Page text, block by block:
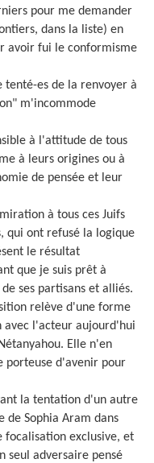
pour me demander
dans la liste) en
avoir fui le conformisme
tenté-es de la renvoyer à
m'incommode
à l'attitude de tous
à leurs origines ou à
de pensée et leur
à tous ces Juifs
qui ont refusé la logique
le résultat
que je suis prêt à
ses partisans et alliés.
relève d'une forme
avec l'acteur aujourd'hui
Elle n'en
porteuse d'avenir pour
la tentation d'un autre
de Sophia Aram dans
exclusive, et
seul adversaire pensé